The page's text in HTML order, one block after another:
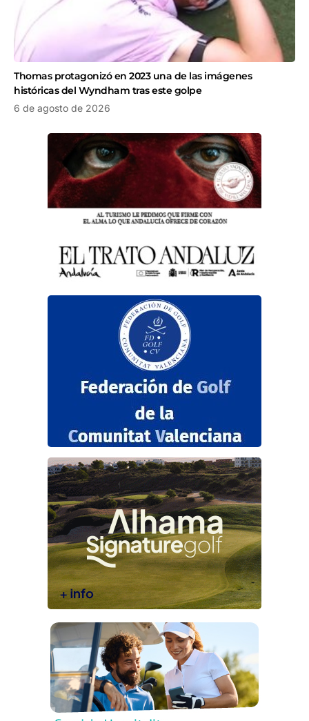
Thomas protagonizó en 2023 una de las imágenes
históricas del Wyndham tras este golpe
6 de agosto de 2026